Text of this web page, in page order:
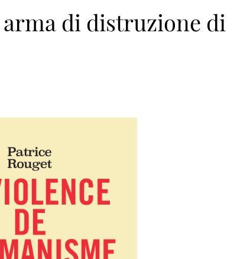
arma di distruzione di